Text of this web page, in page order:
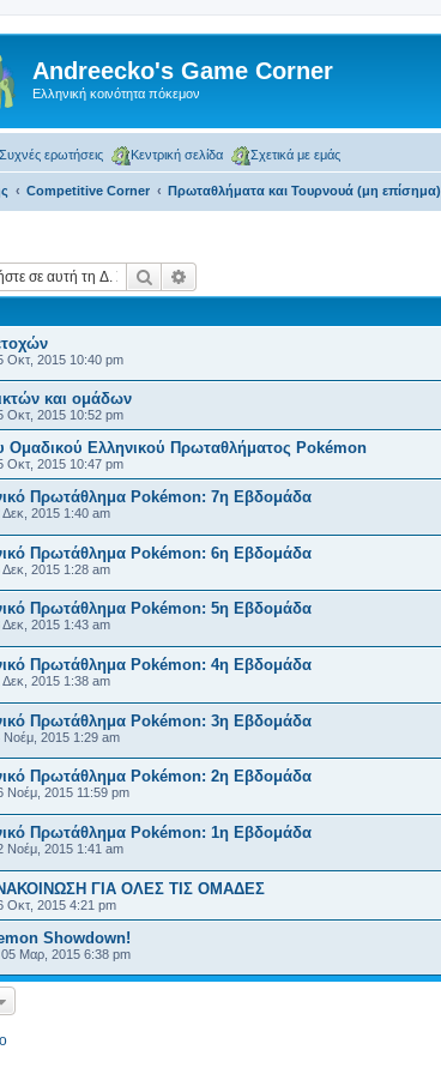
Andreecko's Game Corner
Ελληνική κοινότητα πόκεμον
Συχνές ερωτήσεις Κεντρική σελίδα Σχετικά με εμάς
Competitive Corner Πρωταθλήματα και Τουρνουά (μη επίσημα)
Αναζήτηση
Οκτ, 2015 10:40 pm
και ομάδων
Οκτ, 2015 10:52 pm
Ομαδικού Ελληνικού Πρωταθλήματος Pokémon
Οκτ, 2015 10:47 pm
Πρωτάθλημα Pokémon: 7η Εβδομάδα
Δεκ, 2015 1:40 am
Πρωτάθλημα Pokémon: 6η Εβδομάδα
Δεκ, 2015 1:28 am
Πρωτάθλημα Pokémon: 5η Εβδομάδα
Δεκ, 2015 1:43 am
Πρωτάθλημα Pokémon: 4η Εβδομάδα
Δεκ, 2015 1:38 am
Πρωτάθλημα Pokémon: 3η Εβδομάδα
Νοέμ, 2015 1:29 am
Πρωτάθλημα Pokémon: 2η Εβδομάδα
Νοέμ, 2015 11:59 pm
Πρωτάθλημα Pokémon: 1η Εβδομάδα
Νοέμ, 2015 1:41 am
ΓΙΑ ΟΛΕΣ ΤΙΣ ΟΜΑΔΕΣ
Οκτ, 2015 4:21 pm
Showdown!
Μαρ, 2015 6:38 pm